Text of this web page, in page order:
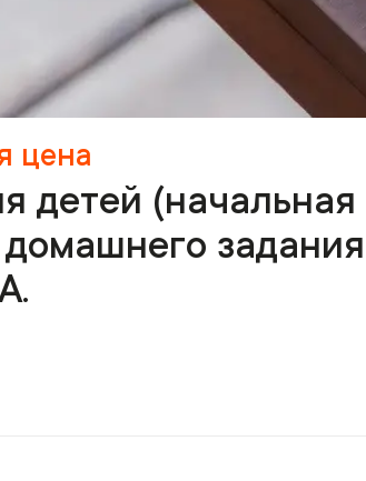
цена
детей (начальная